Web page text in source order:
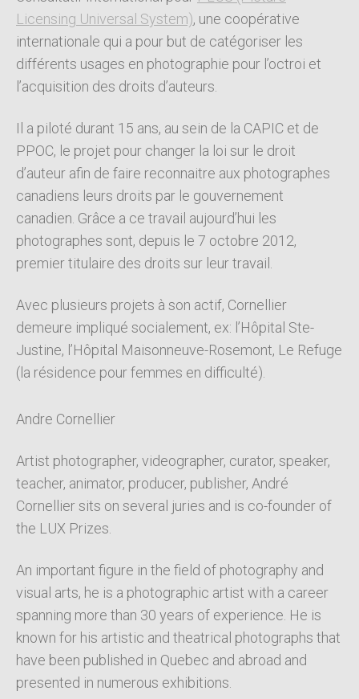
Licensing Universal System), une coopérative
internationale qui a pour but de catégoriser les
différents usages en photographie pour l’octroi et
l’acquisition des droits d’auteurs.
Il a piloté durant 15 ans, au sein de la CAPIC et de
PPOC, le projet pour changer la loi sur le droit
d’auteur afin de faire reconnaitre aux photographes
canadiens leurs droits par le gouvernement
canadien. Grâce a ce travail aujourd’hui les
photographes sont, depuis le 7 octobre 2012,
premier titulaire des droits sur leur travail.
Avec plusieurs projets à son actif, Cornellier
demeure impliqué socialement, ex: l’Hôpital Ste-
Justine, l’Hôpital Maisonneuve-Rosemont, Le Refuge
(la résidence pour femmes en difficulté).
Andre Cornellier
Artist photographer, videographer, curator, speaker,
teacher, animator, producer, publisher, André
Cornellier sits on several juries and is co-founder of
the LUX Prizes.
An important figure in the field of photography and
visual arts, he is a photographic artist with a career
spanning more than 30 years of experience. He is
known for his artistic and theatrical photographs that
have been published in Quebec and abroad and
presented in numerous exhibitions.